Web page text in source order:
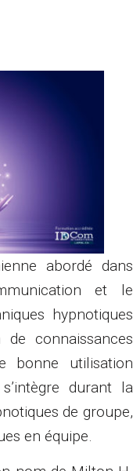
abordé dans
et le
hypnotiques
de connaissances
bonne utilisation
durant la
de groupe,
en équipe.